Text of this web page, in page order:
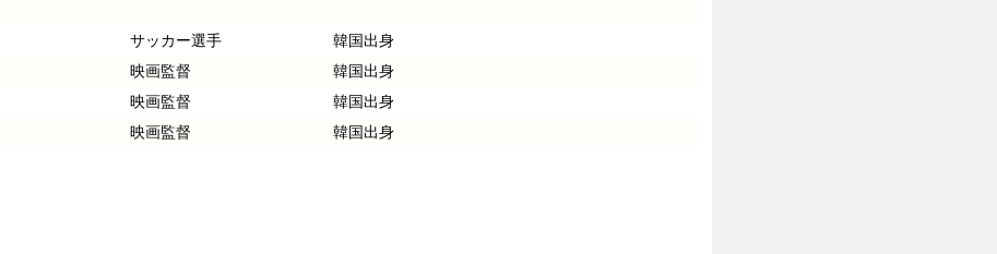
サッカー選手
韓国出身
映画監督
韓国出身
映画監督
韓国出身
映画監督 韓国出身